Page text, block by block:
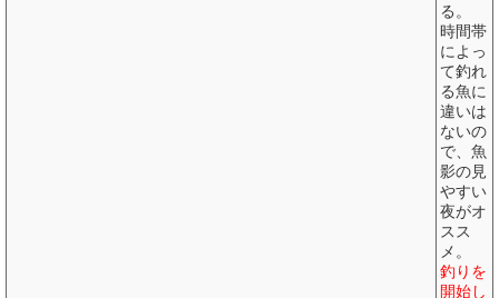
る。
時間帯
によっ
て釣れ
る魚に
違いは
ないの
で、魚
影の見
やすい
夜がオ
スス
メ。
釣りを
開始し